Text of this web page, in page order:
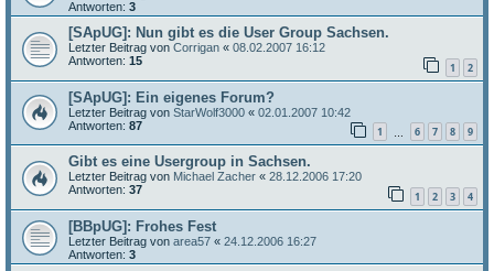
Antworten: 3
[SApUG]: Nun gibt es die User Group Sachsen.
Letzter Beitrag von Corrigan « 08.02.2007 16:12
Antworten: 15 1 2
[SApUG]: Ein eigenes Forum?
Letzter Beitrag von StarWolf3000 « 02.01.2007 10:42
Antworten: 87 1 6 7 8 9
Gibt es eine Usergroup in Sachsen.
Letzter Beitrag von Michael Zacher « 28.12.2006 17:20
Antworten: 37 1 2 3 4
[BBpUG]: Frohes Fest
Letzter Beitrag von area57 « 24.12.2006 16:27
Antworten: 3